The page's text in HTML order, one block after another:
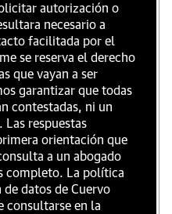
autorización o
necesario a
facilitada por el
se reserva el derecho
que vayan a ser
garantizar que todas
contestadas, ni un
respuestas
orientación que
a un abogado
completo. La política
datos de Cuervo
consultarse en la